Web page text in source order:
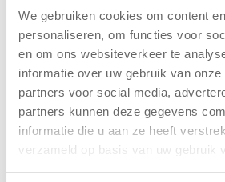
We gebruiken cookies om content
personaliseren, om functies voor
en om ons websiteverkeer te
informatie over uw gebruik van
partners voor social media,
partners kunnen deze gegevens
informatie die u aan ze heeft
verzameld op basis van uw gebruik
Kinderen BSO
De
Westerburcht
trainen alvast
voor Kids First
Mini 4 Mijl
7 augustus 2026
Eelde, 6 augustus
2026 – Kinderen
11